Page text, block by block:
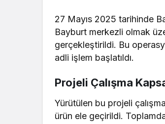
27 Mayıs 2025 tarihinde
Bayburt merkezli olmak
gerçekleştirildi. Bu
adli işlem başlatıldı.
Projeli Çalışma
Yürütülen bu projeli
ürün ele geçirildi.